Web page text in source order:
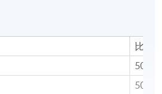
比重
50%
50%